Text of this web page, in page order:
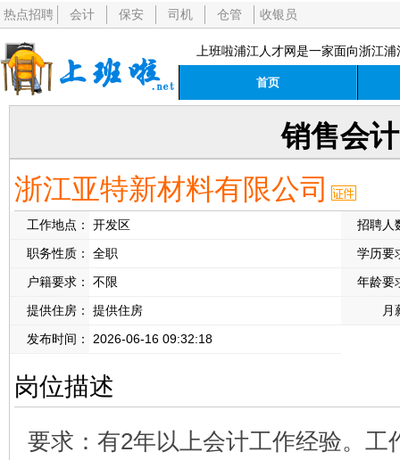
热点招聘 会计 保安 司机 仓管 收银员
上班啦浦江人才网是一家面向浙江
首页
销售会计
浙江亚特新材料有限公司
工作地点： 开发区
招聘人
职务性质：
全职
学历要
户籍要求：
不限
年龄要
提供住房：
提供住房
月
发布时间：
2026-06-16 09:32:18
岗位描述
要求：有2年以上会计工作经验。工